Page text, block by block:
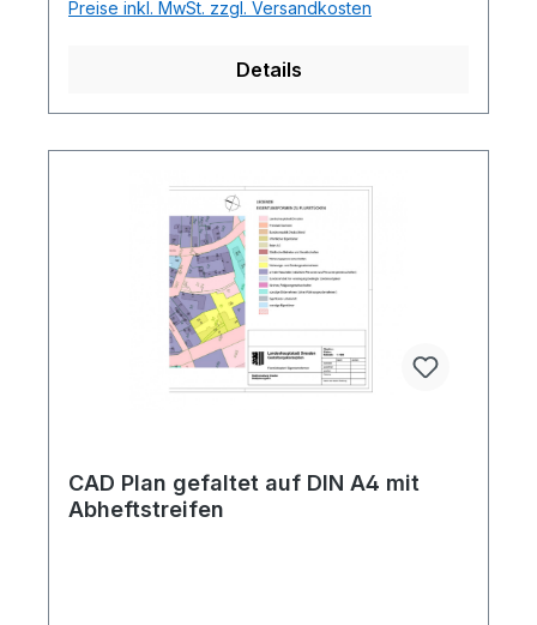
Preise inkl. MwSt. zzgl. Versandkosten
Details
CAD Plan gefaltet auf DIN A4 mit
Abheftstreifen